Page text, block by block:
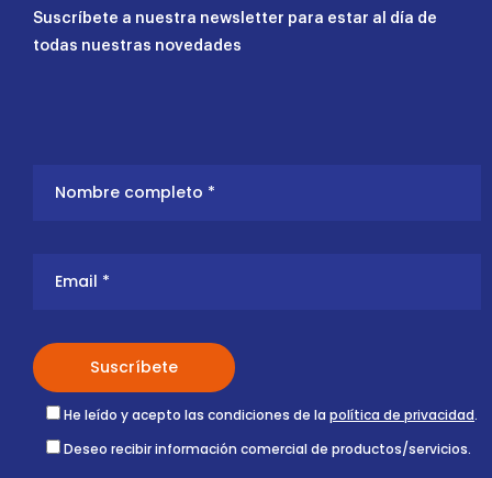
Suscríbete a nuestra newsletter para estar al día de
todas nuestras novedades
He leído y acepto las condiciones de la política de privacidad.
Deseo recibir información comercial de productos/servicios.